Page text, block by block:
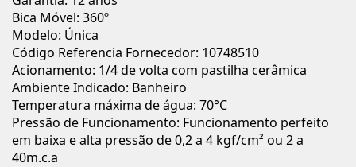
Bica Móvel: 360º
Modelo: Única
Código Referencia Fornecedor: 10748510
Acionamento: 1/4 de volta com pastilha cerâmica
Ambiente Indicado: Banheiro
Temperatura máxima de água: 70°C
Pressão de Funcionamento: Funcionamento perfeito
em baixa e alta pressão de 0,2 a 4 kgf/cm² ou 2 a
40m.c.a